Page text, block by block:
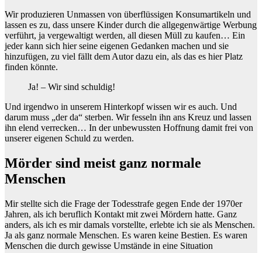
Wir produzieren Unmassen von überflüssigen Konsumartikeln und
lassen es zu, dass unsere Kinder durch die allgegenwärtige Werbung
verführt, ja vergewaltigt werden, all diesen Müll zu kaufen… Ein
jeder kann sich hier seine eigenen Gedanken machen und sie
hinzufügen, zu viel fällt dem Autor dazu ein, als das es hier Platz
finden könnte.
Ja! – Wir sind schuldig!
Und irgendwo in unserem Hinterkopf wissen wir es auch. Und
darum muss „der da“ sterben. Wir fesseln ihn ans Kreuz und lassen
ihn elend verrecken… In der unbewussten Hoffnung damit frei von
unserer eigenen Schuld zu werden.
Mörder sind meist ganz normale
Menschen
Mir stellte sich die Frage der Todesstrafe gegen Ende der 1970er
Jahren, als ich beruflich Kontakt mit zwei Mördern hatte. Ganz
anders, als ich es mir damals vorstellte, erlebte ich sie als Menschen.
Ja als ganz normale Menschen. Es waren keine Bestien. Es waren
Menschen die durch gewisse Umstände in eine Situation